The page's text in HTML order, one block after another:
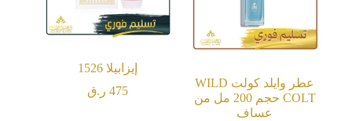
عطر وايلد كولت WILD
COLT حجم 200 مل من
عساف
إيزابيلا 1526
475 ر.ق